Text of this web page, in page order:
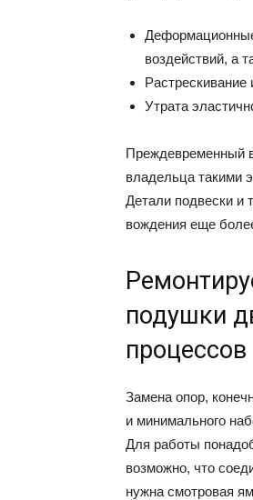
воздействий, а
Растрескивание
Утрата
Преждевременный
владельца такими
Детали подвески и
вождения еще
подушки
процессов
Замена опор,
и минимального
Для работы
возможно, что
нужна смотровая